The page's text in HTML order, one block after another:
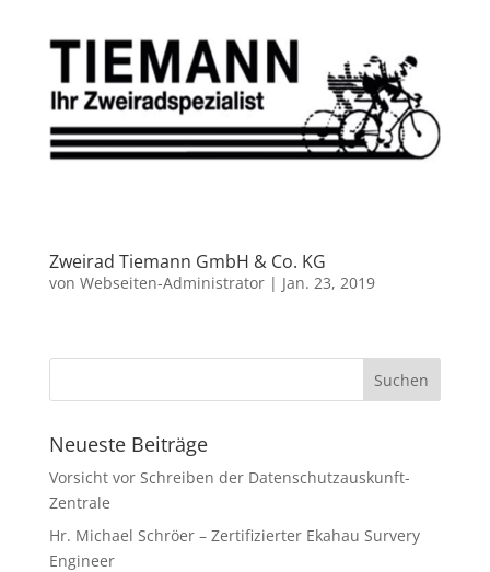
Zweirad Tiemann GmbH & Co. KG
von Webseiten-Administrator| Jan. 23, 2019
Neueste Beiträge
Vorsicht vor Schreiben der Datenschutzauskunft-
Zentrale
Hr. Michael Schröer – Zertifizierter Ekahau Survery
Engineer